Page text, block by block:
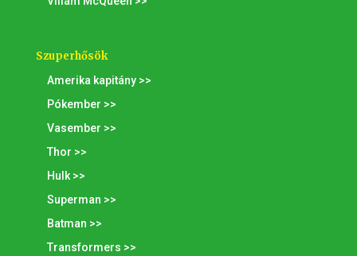
Szuperhősök
Amerika kapitány >>
Pókember >>
Vasember >>
Thor >>
Hulk >>
Superman >>
Batman >>
Transformers >>